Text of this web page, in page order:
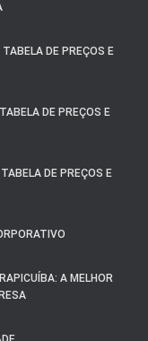
DE PREÇOS E
DE PREÇOS E
DE PREÇOS E
A MELHOR